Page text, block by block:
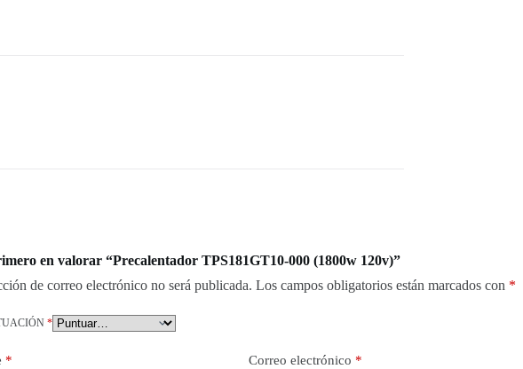
en valorar “Precalentador TPS181GT10-000 (1800w 120v)”
de correo electrónico no será publicada. Los campos obligatorios están marcados con *
*
* Correo electrónico *